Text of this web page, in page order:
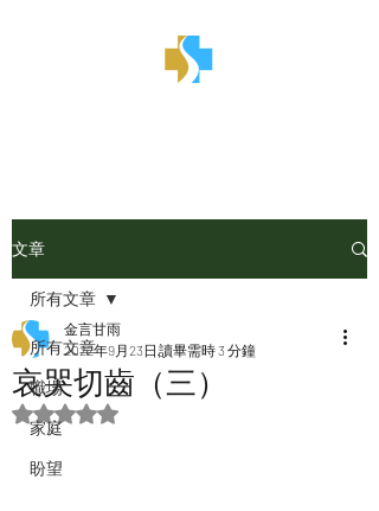
文章
所有文章
職場
家庭
盼望
所有文章
哀哭切齒（三）
金言甘雨
2022年9月23日 讀畢需時 3 分鐘
評等為 NaN（最高為 5 顆星）。